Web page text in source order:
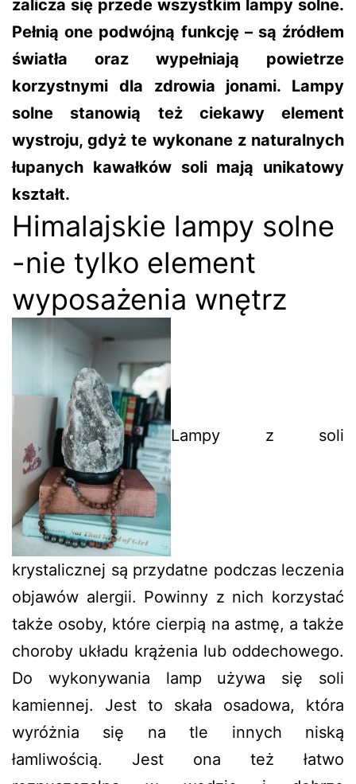
zalicza się przede wszystkim lampy solne.
Pełnią one podwójną funkcję – są źródłem
światła oraz wypełniają powietrze
korzystnymi dla zdrowia jonami. Lampy
solne stanowią też ciekawy element
wystroju, gdyż te wykonane z naturalnych
łupanych kawałków soli mają unikatowy
kształt.
Himalajskie lampy solne
-nie tylko element
wyposażenia wnętrz
Lampy z soli
krystalicznej są przydatne podczas leczenia
objawów alergii. Powinny z nich korzystać
także osoby, które cierpią na astmę, a także
choroby układu krążenia lub oddechowego.
Do wykonywania lamp używa się soli
kamiennej. Jest to skała osadowa, która
wyróżnia się na tle innych niską
łamliwością. Jest ona też łatwo